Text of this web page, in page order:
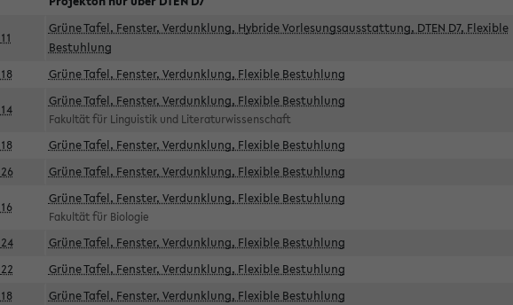
11
Grüne Tafel, Fenster, Verdunklung, Hybride Vorlesungsausstattung, DTEN D7, Flexible
Bestuhlung
18 Grüne Tafel, Fenster, Verdunklung, Flexible Bestuhlung
14
Grüne Tafel, Fenster, Verdunklung, Flexible Bestuhlung
Fakultät für Linguistik und Literaturwissenschaft
18 Grüne Tafel, Fenster, Verdunklung, Flexible Bestuhlung
26 Grüne Tafel, Fenster, Verdunklung, Flexible Bestuhlung
16
Grüne Tafel, Fenster, Verdunklung, Flexible Bestuhlung
Fakultät für Biologie
24 Grüne Tafel, Fenster, Verdunklung, Flexible Bestuhlung
22 Grüne Tafel, Fenster, Verdunklung, Flexible Bestuhlung
18 Grüne Tafel, Fenster, Verdunklung, Flexible Bestuhlung